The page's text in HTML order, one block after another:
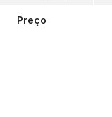
Preço